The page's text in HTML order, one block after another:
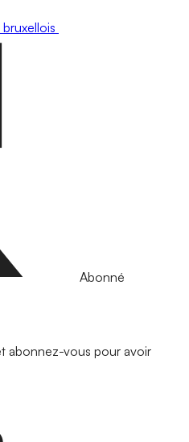
Abonné
abonnez-vous pour avoir